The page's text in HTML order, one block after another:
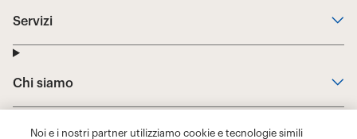
Noi e i nostri partner utilizziamo cookie e tecnologie simili